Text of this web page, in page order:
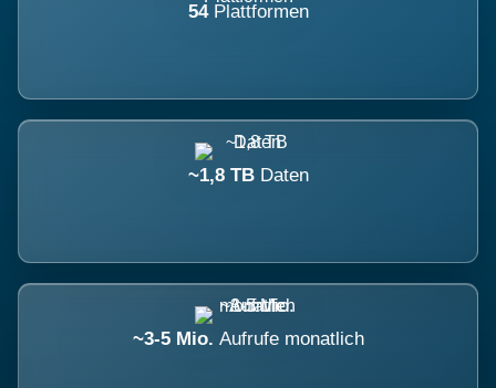
54 Plattformen
~1,8 TB Daten
~3-5 Mio. Aufrufe monatlich